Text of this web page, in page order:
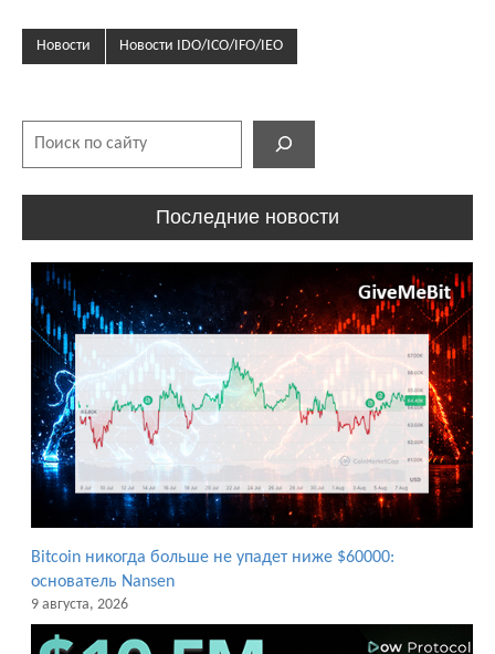
Новости Новости IDO/ICO/IFO/IEO
Последние новости
Bitcoin никогда больше не упадет ниже $60000:
основатель Nansen
9 августа, 2026